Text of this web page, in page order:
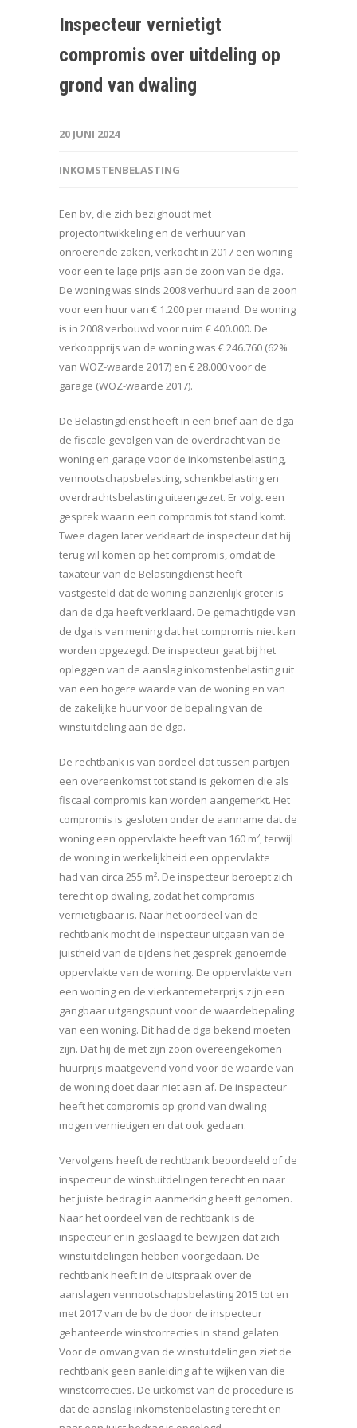
Inspecteur vernietigt
compromis over uitdeling op
grond van dwaling
20 JUNI 2024
INKOMSTENBELASTING
Een bv, die zich bezighoudt met
projectontwikkeling en de verhuur van
onroerende zaken, verkocht in 2017 een woning
voor een te lage prijs aan de zoon van de dga.
De woning was sinds 2008 verhuurd aan de zoon
voor een huur van € 1.200 per maand. De woning
is in 2008 verbouwd voor ruim € 400.000. De
verkoopprijs van de woning was € 246.760 (62%
van WOZ-waarde 2017) en € 28.000 voor de
garage (WOZ-waarde 2017).
De Belastingdienst heeft in een brief aan de dga
de fiscale gevolgen van de overdracht van de
woning en garage voor de inkomstenbelasting,
vennootschapsbelasting, schenkbelasting en
overdrachtsbelasting uiteengezet. Er volgt een
gesprek waarin een compromis tot stand komt.
Twee dagen later verklaart de inspecteur dat hij
terug wil komen op het compromis, omdat de
taxateur van de Belastingdienst heeft
vastgesteld dat de woning aanzienlijk groter is
dan de dga heeft verklaard. De gemachtigde van
de dga is van mening dat het compromis niet kan
worden opgezegd. De inspecteur gaat bij het
opleggen van de aanslag inkomstenbelasting uit
van een hogere waarde van de woning en van
de zakelijke huur voor de bepaling van de
winstuitdeling aan de dga.
De rechtbank is van oordeel dat tussen partijen
een overeenkomst tot stand is gekomen die als
fiscaal compromis kan worden aangemerkt. Het
compromis is gesloten onder de aanname dat de
woning een oppervlakte heeft van 160 m², terwijl
de woning in werkelijkheid een oppervlakte
had van circa 255 m². De inspecteur beroept zich
terecht op dwaling, zodat het compromis
vernietigbaar is. Naar het oordeel van de
rechtbank mocht de inspecteur uitgaan van de
juistheid van de tijdens het gesprek genoemde
oppervlakte van de woning. De oppervlakte van
een woning en de vierkantemeterprijs zijn een
gangbaar uitgangspunt voor de waardebepaling
van een woning. Dit had de dga bekend moeten
zijn. Dat hij de met zijn zoon overeengekomen
huurprijs maatgevend vond voor de waarde van
de woning doet daar niet aan af. De inspecteur
heeft het compromis op grond van dwaling
mogen vernietigen en dat ook gedaan.
Vervolgens heeft de rechtbank beoordeeld of de
inspecteur de winstuitdelingen terecht en naar
het juiste bedrag in aanmerking heeft genomen.
Naar het oordeel van de rechtbank is de
inspecteur er in geslaagd te bewijzen dat zich
winstuitdelingen hebben voorgedaan. De
rechtbank heeft in de uitspraak over de
aanslagen vennootschapsbelasting 2015 tot en
met 2017 van de bv de door de inspecteur
gehanteerde winstcorrecties in stand gelaten.
Voor de omvang van de winstuitdelingen ziet de
rechtbank geen aanleiding af te wijken van die
winstcorrecties. De uitkomst van de procedure is
dat de aanslag inkomstenbelasting terecht en